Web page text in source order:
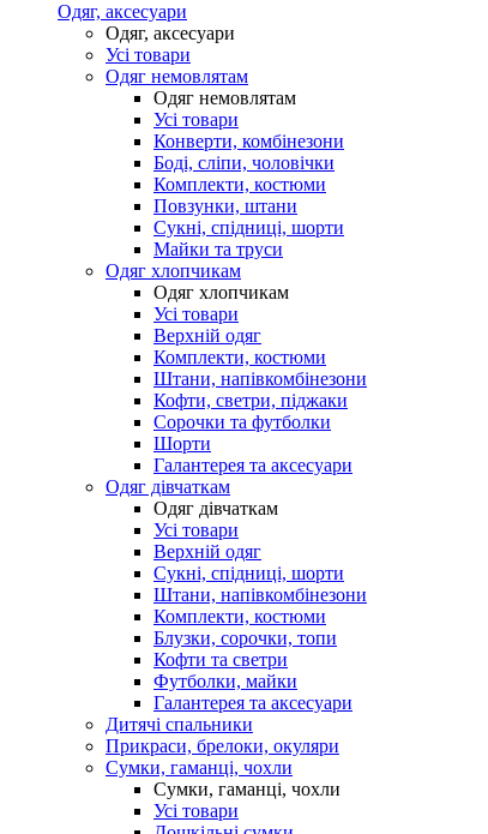
Одяг, аксесуари
Одяг, аксесуари
Усі товари
Одяг немовлятам
Одяг немовлятам
Усі товари
Конверти, комбінезони
Боді, сліпи, чоловічки
Комплекти, костюми
Повзунки, штани
Сукні, спідниці, шорти
Майки та труси
Одяг хлопчикам
Одяг хлопчикам
Усі товари
Верхній одяг
Комплекти, костюми
Штани, напівкомбінезони
Кофти, светри, піджаки
Сорочки та футболки
Шорти
Галантерея та аксесуари
Одяг дівчаткам
Одяг дівчаткам
Усі товари
Верхній одяг
Сукні, спідниці, шорти
Штани, напівкомбінезони
Комплекти, костюми
Блузки, сорочки, топи
Кофти та светри
Футболки, майки
Галантерея та аксесуари
Дитячі спальники
Прикраси, брелоки, окуляри
Сумки, гаманці, чохли
Сумки, гаманці, чохли
Усі товари